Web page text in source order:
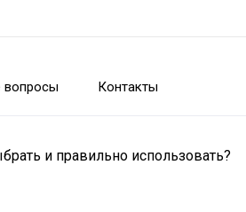
вопросы Контакты
и правильно использовать?